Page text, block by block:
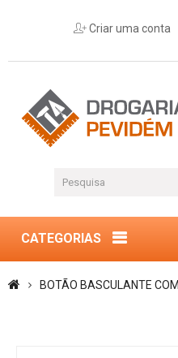
Criar uma conta
CATEGORIAS
BOTÃO BASCULANTE